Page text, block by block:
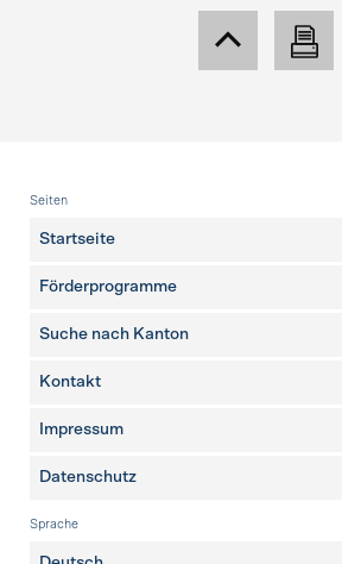
Fusszeile
Seiten
Startseite
Förderprogramme
Suche nach Kanton
weitere Seiten
Kontakt
Impressum
Datenschutz
Sprache